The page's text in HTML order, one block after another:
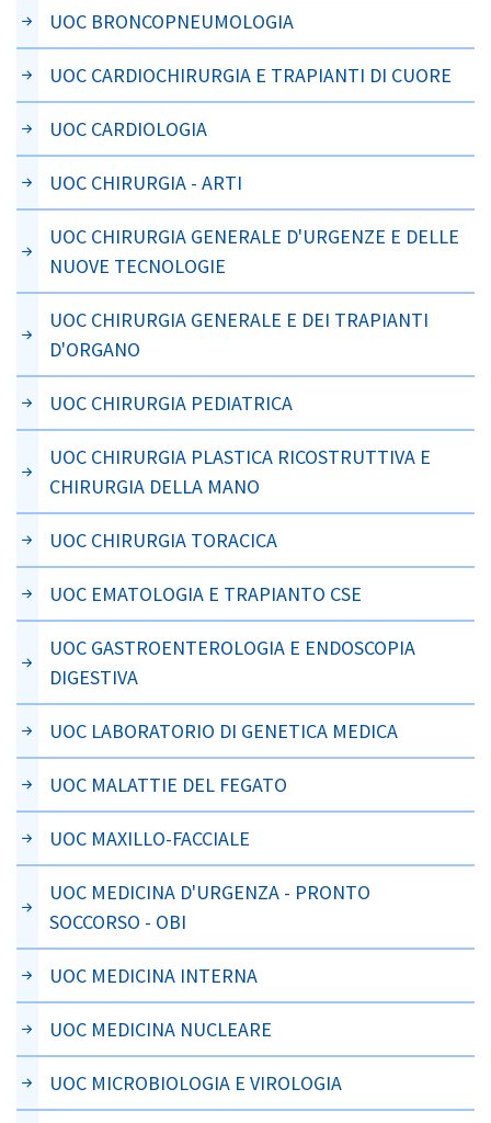
UOC BRONCOPNEUMOLOGIA
UOC CARDIOCHIRURGIA E TRAPIANTI DI CUORE
UOC CARDIOLOGIA
UOC CHIRURGIA - ARTI
UOC CHIRURGIA GENERALE D'URGENZE E DELLE
NUOVE TECNOLOGIE
UOC CHIRURGIA GENERALE E DEI TRAPIANTI
D'ORGANO
UOC CHIRURGIA PEDIATRICA
UOC CHIRURGIA PLASTICA RICOSTRUTTIVA E
CHIRURGIA DELLA MANO
UOC CHIRURGIA TORACICA
UOC EMATOLOGIA E TRAPIANTO CSE
UOC GASTROENTEROLOGIA E ENDOSCOPIA
DIGESTIVA
UOC LABORATORIO DI GENETICA MEDICA
UOC MALATTIE DEL FEGATO
UOC MAXILLO-FACCIALE
UOC MEDICINA D'URGENZA - PRONTO
SOCCORSO - OBI
UOC MEDICINA INTERNA
UOC MEDICINA NUCLEARE
UOC MICROBIOLOGIA E VIROLOGIA